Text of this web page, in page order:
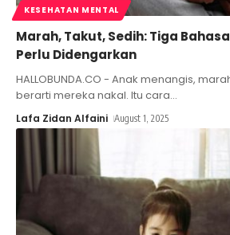
KESEHATAN MENTAL
Marah, Takut, Sedih: Tiga
Perlu Didengarkan
HALLOBUNDA.CO - Anak menangis,
berarti mereka nakal. Itu cara…
Lafa Zidan Alfaini August 1, 2025